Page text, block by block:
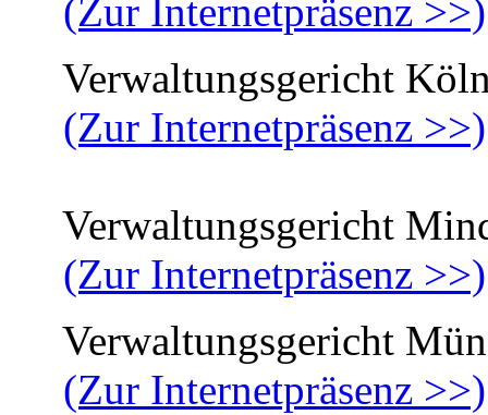
(Zur Internetpräsenz >>)
Verwaltungsgericht
(Zur Internetpräsenz >>)
Verwaltungsgericht
(Zur Internetpräsenz >>)
Verwaltungsgericht
(Zur Internetpräsenz >>)